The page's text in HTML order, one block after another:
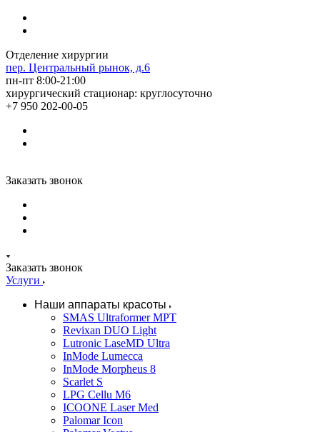
Отделение хирургии
пер. Центральный рынок, д.6
пн-пт 8:00-21:00
хирургический стационар: круглосуточно
+7 950 202-00-05
Заказать звонок
Заказать звонок
Услуги
Наши аппараты красоты
SMAS Ultraformer MPT
Revixan DUO Light
Lutronic LaseMD Ultra
InMode Lumecca
InMode Morpheus 8
Scarlet S
LPG Cellu M6
ICOONE Laser Med
Palomar Icon